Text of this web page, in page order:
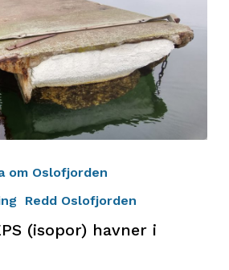
om Oslofjorden
Redd Oslofjorden
(isopor) havner i